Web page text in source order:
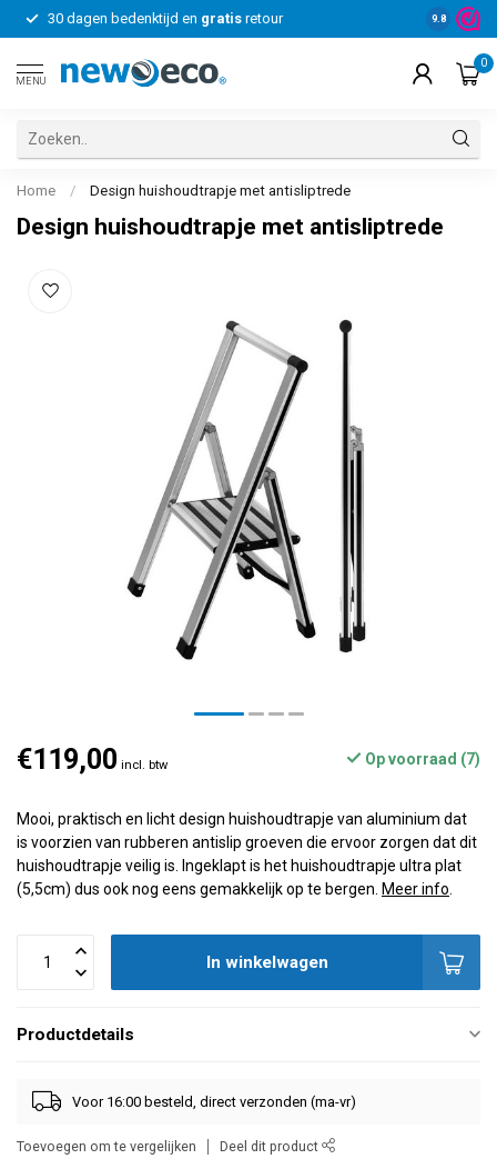
30 dagen bedenktijd en gratis retour Voor
9.8
MENU
0
Home / Design huishoudtrapje met antisliptrede
Design huishoudtrapje met antisliptrede
€119,00 incl. btw Op voorraad (7)
Mooi, praktisch en licht design huishoudtrapje van aluminium dat
is voorzien van rubberen antislip groeven die ervoor zorgen dat dit
huishoudtrapje veilig is. Ingeklapt is het huishoudtrapje ultra plat
(5,5cm) dus ook nog eens gemakkelijk op te bergen. Meer info
In winkelwagen
Productdetails
Voor 16:00 besteld, direct verzonden (ma-vr)
Toevoegen om te vergelijken Deel dit product